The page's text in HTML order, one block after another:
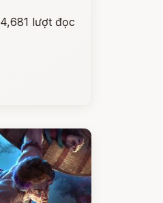
4,681 lượt đọc